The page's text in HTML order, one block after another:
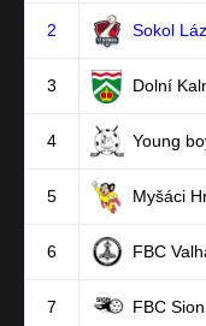
2 Sokol
3 Dolní
4 Young
5 Myšáci
6 FBC
7 FBC Sion